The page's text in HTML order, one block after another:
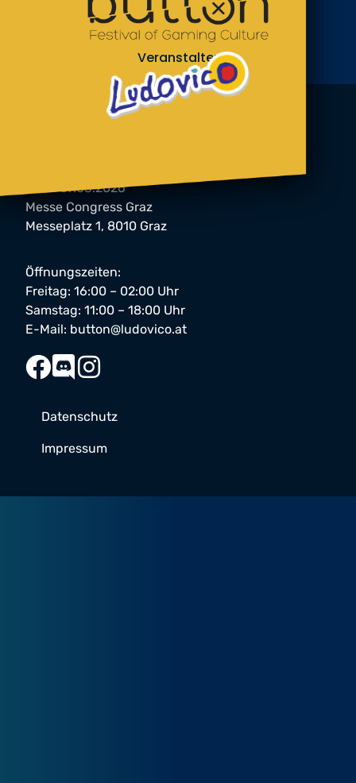
Veranstalter
06. & 07.03.2026
Messe Congress Graz
Messeplatz 1, 8010 Graz
Öffnungszeiten:
Freitag: 16:00 – 02:00 Uhr
Samstag: 11:00 – 18:00 Uhr
E-Mail: button@ludovico.at
Datenschutz
Impressum